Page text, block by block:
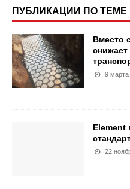
ПУБЛИКАЦИИ ПО ТЕМЕ
Вместо
9 марта
Element
22